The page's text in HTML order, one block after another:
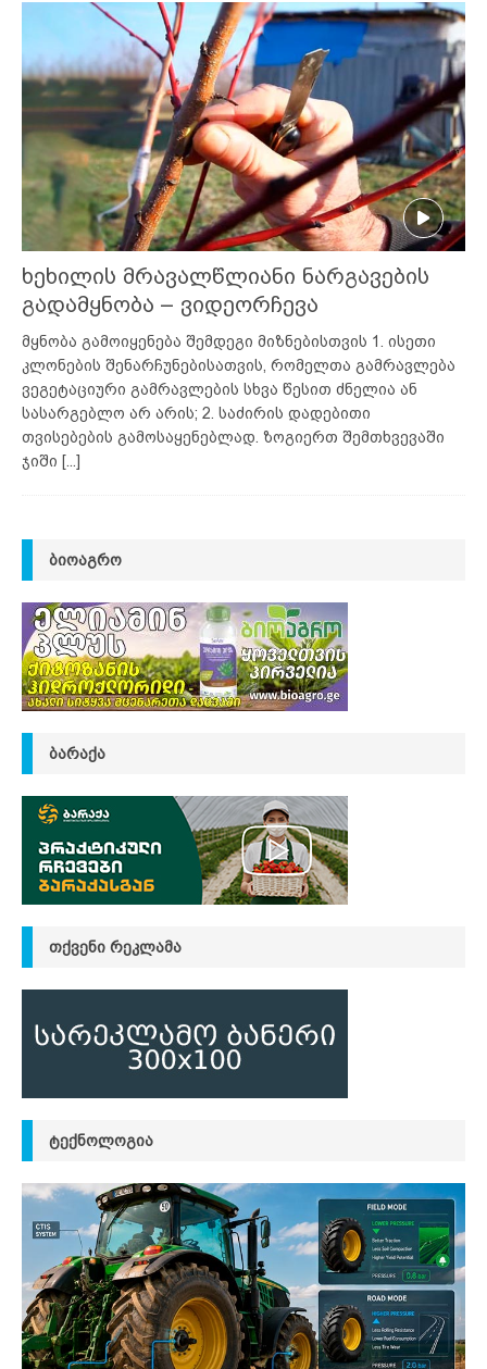
ხეხილის მრავალწლიანი ნარგავების
გადამყნობა – ვიდეორჩევა
მყნობა გამოიყენება შემდეგი მიზნებისთვის 1. ისეთი
კლონების შენარჩუნებისათვის, რომელთა გამრავლება
ვეგეტაციური გამრავლების სხვა წესით ძნელია ან
სასარგებლო არ არის; 2. საძირის დადებითი
თვისებების გამოსაყენებლად. ზოგიერთ შემთხვევაში
ჯიში [...]
ᲑᲘᲝᲐᲒᲠᲝ
ᲑᲐᲠᲐᲥᲐ
ᲗᲥᲕᲔᲜᲘ ᲠᲔᲙᲚᲐᲛᲐ
ᲢᲔᲥᲜᲝᲚᲝᲒᲘᲐ